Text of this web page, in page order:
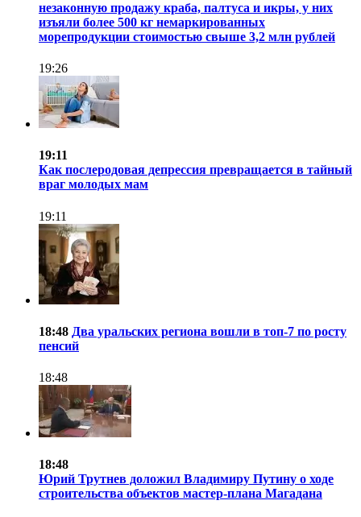
незаконную продажу краба, палтуса и икры, у них
изъяли более 500 кг немаркированных
морепродукции стоимостью свыше 3,2 млн рублей
19:26
19:11
Как послеродовая депрессия превращается в тайный
враг молодых мам
19:11
18:48 Два уральских региона вошли в топ-7 по росту
пенсий
18:48
18:48
Юрий Трутнев доложил Владимиру Путину о ходе
строительства объектов мастер-плана Магадана